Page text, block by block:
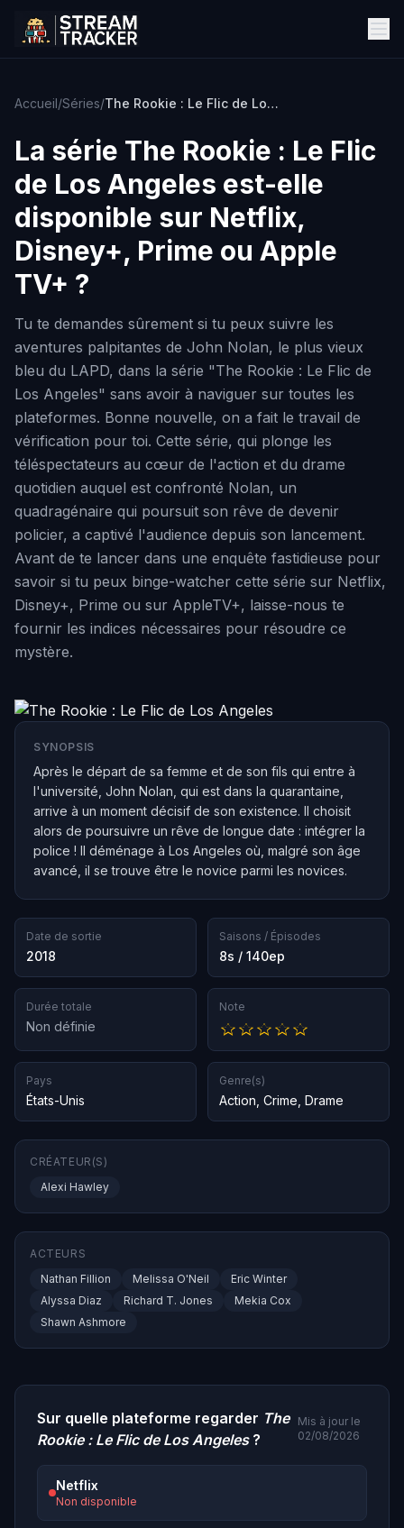
Accueil/Séries/ The Rookie : Le Flic de Los Angeles
La série The Rookie : Le Flic
de Los Angeles est-elle
disponible sur Netflix,
Disney+, Prime ou Apple
TV+ ?
Tu te demandes sûrement si tu peux suivre les
aventures palpitantes de John Nolan, le plus vieux
bleu du LAPD, dans la série "The Rookie : Le Flic de
Los Angeles" sans avoir à naviguer sur toutes les
plateformes. Bonne nouvelle, on a fait le travail de
vérification pour toi. Cette série, qui plonge les
téléspectateurs au cœur de l'action et du drame
quotidien auquel est confronté Nolan, un
quadragénaire qui poursuit son rêve de devenir
policier, a captivé l'audience depuis son lancement.
Avant de te lancer dans une enquête fastidieuse pour
savoir si tu peux binge-watcher cette série sur Netflix,
Disney+, Prime ou sur AppleTV+, laisse-nous te
fournir les indices nécessaires pour résoudre ce
mystère.
SYNOPSIS
Après le départ de sa femme et de son fils qui entre à
l'université, John Nolan, qui est dans la quarantaine,
arrive à un moment décisif de son existence. Il choisit
alors de poursuivre un rêve de longue date : intégrer la
police ! Il déménage à Los Angeles où, malgré son âge
avancé, il se trouve être le novice parmi les novices.
Date de sortie
2018
Saisons / Épisodes
8s / 140ep
Durée totale
Non définie
Note
Pays
États-Unis
Genre(s)
Action Crime Drame
CRÉATEUR(S)
Alexi Hawley
ACTEURS
Nathan Fillion
Melissa O'Neil
Eric Winter
Alyssa Diaz
Richard T. Jones
Mekia Cox
Shawn Ashmore
Sur quelle plateforme regarder The
Rookie : Le Flic de Los Angeles?
Mis à jour le
02/08/2026
Netflix
Non disponible